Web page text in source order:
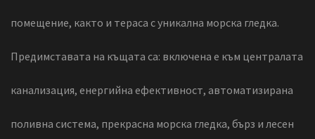
помещение, както и тераса с уникална морска гледка.
Предимставата на къщата са: включена е към централата
канализация, енергийна ефективност, автоматизирана
поливна система, прекрасна морска гледка, бърз и лесен